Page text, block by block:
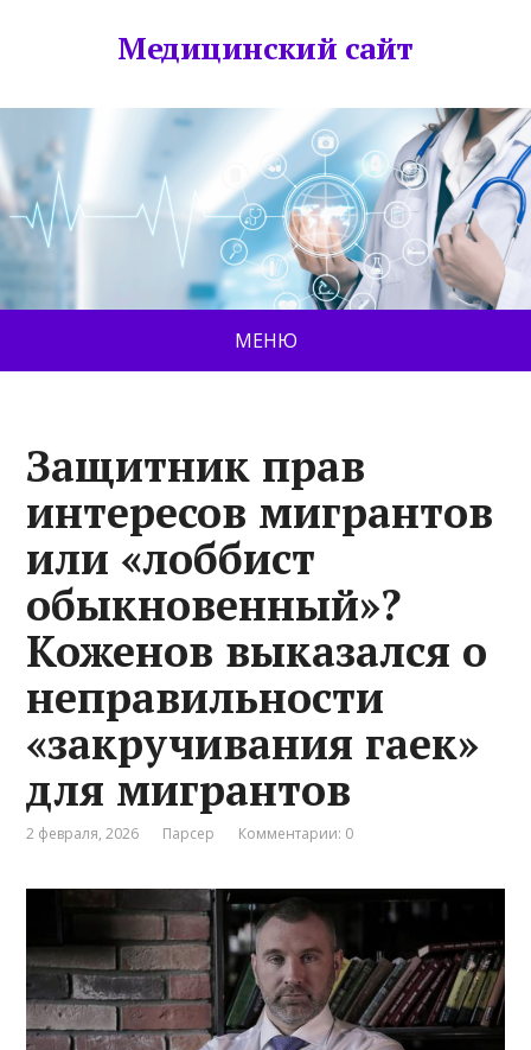
Медицинский сайт
МЕНЮ
Защитник прав
интересов мигрантов
или «лоббист
обыкновенный»?
Коженов выказался о
неправильности
«закручивания гаек»
для мигрантов
2 февраля, 2026 Парсер Комментарии: 0